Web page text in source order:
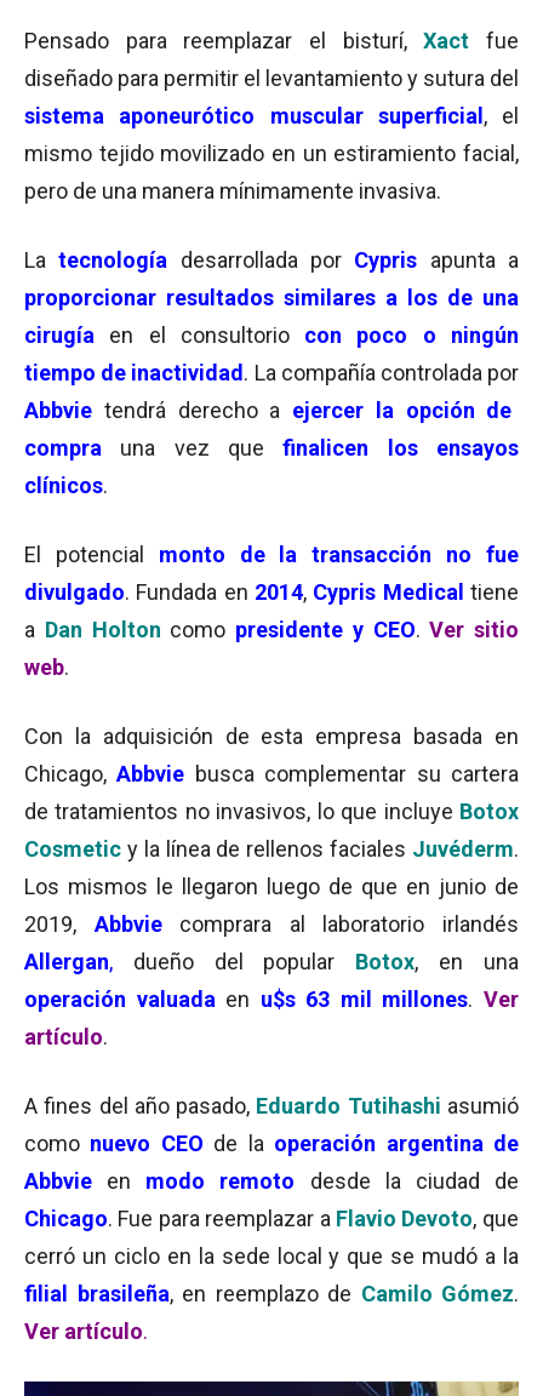
Pensado para reemplazar el bisturí,Xact fue
diseñado para permitir el levantamiento y sutura del
sistema aponeurótico muscular superficial , el
mismo tejido movilizado en un estiramiento facial,
pero de una manera mínimamente invasiva.
Latecnología desarrollada por Cypris apunta a
proporcionar resultados similares a los de una
cirugía en el consultorio con poco o ningún
tiempo de inactividad . La compañía controlada por
Abbvie tendrá derecho a ejercer la opción de
compra una vez que finalicen los ensayos
clínicos.
El potencial monto de la transacción no fue
divulgado. Fundada en 2014, Cypris Medical tiene
a Dan Holton como presidente y CEO.Ver sitio
web.
Con la adquisición de esta empresa basada en
Chicago,Abbvie busca complementar su cartera
de tratamientos no invasivos, lo que incluye Botox
Cosmetic y la línea de rellenos faciales Juvéderm.
Los mismos le llegaron luego de que en junio de
2019, Abbvie comprara al laboratorio irlandés
Allergan, dueño del popular Botox, en una
operación valuada en u$s 63 mil millones.Ver
artículo.
A fines del año pasado, Eduardo Tutihashi asumió
como nuevo CEO de la operación argentina de
Abbvie en modo remoto desde la ciudad de
Chicago. Fue para reemplazar a Flavio Devoto, que
cerró un ciclo en la sede local y que se mudó a la
filial brasileña, en reemplazo de Camilo Gómez.
Ver artículo.